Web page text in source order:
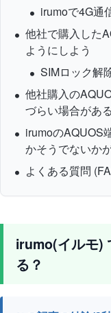
irumoで4G通
他社で購入した
ようにしよう
SIMロック解
他社購入の
づらい場合がある
irumoのAQUOS
かそうでないか
よくある質問
irumo(イルモ)
る？